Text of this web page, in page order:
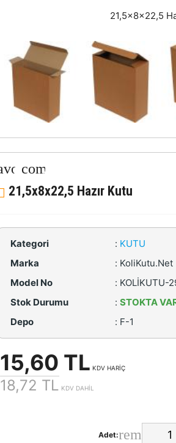
21,5x8x22,5
21,5x8x22,5 Hazır Kutu
Kategori : KUTU
Marka
: KoliKutu.Net
Model No
: KOLİKUTU-
Stok Durumu
: STOKTA
Depo
: F-1
15,60 TL KDV HARİÇ
18,72 TL KDV DAHİL
Adet: